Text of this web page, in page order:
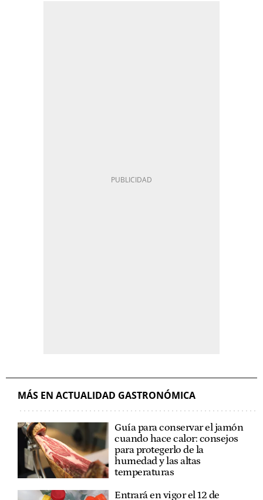
MÁS EN ACTUALIDAD GASTRONÓMICA
Guía para conservar el jamón
cuando hace calor: consejos
para protegerlo de la
humedad y las altas
temperaturas
Entrará en vigor el 12 de